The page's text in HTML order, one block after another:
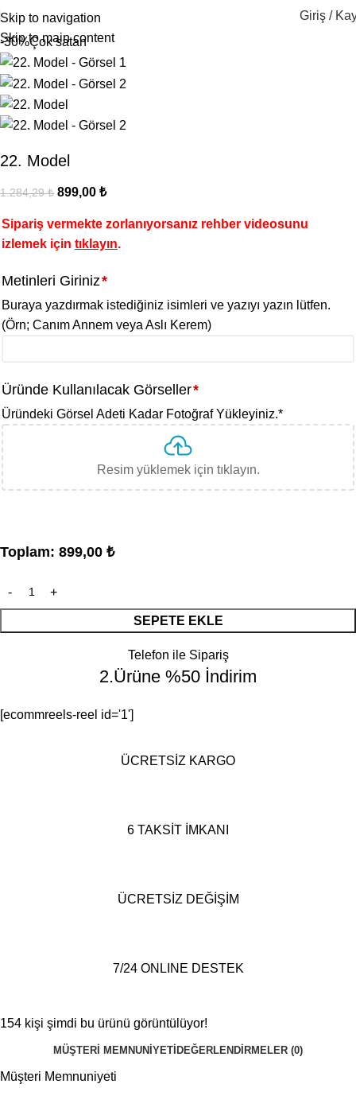
Skip to navigation
Skip to main content
Giriş /
-30%Çok satan
22. Model
1.284,29₺ 899,00 ₺
Sipariş vermekte zorlanıyorsanız rehber videosunu
izlemek için tıklayın.
Metinleri Giriniz*
Buraya yazdırmak istediğiniz isimleri ve yazıyı yazın lütfen.
(Örn; Canım Annem veya Aslı Kerem)
Üründe Kullanılacak Görseller*
Üründeki Görsel Adeti Kadar Fotoğraf Yükleyiniz.*
Resim yüklemek için tıklayın.
Toplam: 899,00 ₺
SEPETE EKLE
Telefon ile Sipariş
2.Ürüne %50 İndirim
[ecommreels-reel id='1']
ÜCRETSİZ KARGO
6 TAKSİT İMKANI
ÜCRETSİZ DEĞİŞİM
7/24 ONLINE DESTEK
154 kişi şimdi bu ürünü görüntülüyor!
MÜŞTERI MEMNUNIYETIDEĞERLENDIRMELER (0)
Müşteri Memnuniyeti